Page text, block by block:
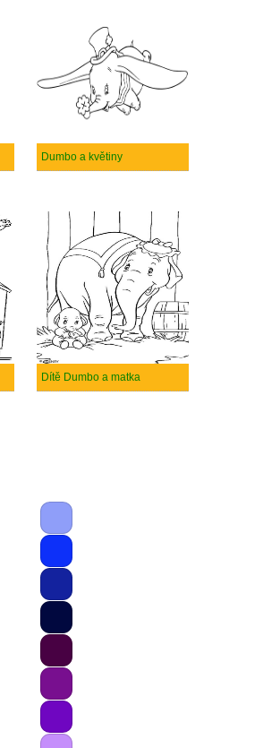
Dumbo a květiny
Dítě Dumbo a matka